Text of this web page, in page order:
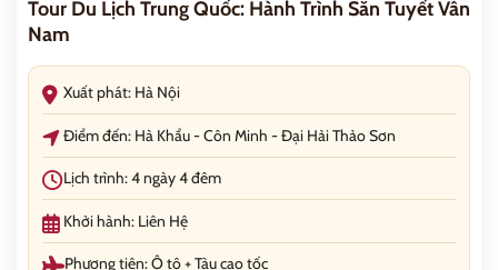
Tour Du Lịch Trung Quốc: Hành Trình Săn Tuyết Vân
Nam
Xuất phát: Hà Nội
Điểm đến: Hà Khẩu - Côn Minh - Đại Hải Thảo Sơn
Lịch trình: 4 ngày 4 đêm
Khởi hành: Liên Hệ
Phương tiện: Ô tô + Tàu cao tốc